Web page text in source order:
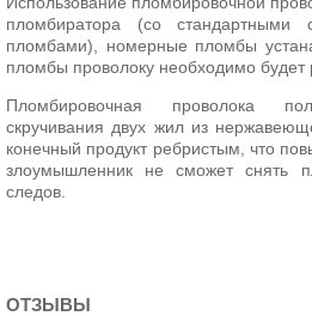
пломбиратора (со стандартными
пломбами), номерные пломбы
пломбы проволоку необходимо будет
Пломбировочная проволока
скручивания двух жил из
конечный продукт ребристым, что
злоумышленник не сможет снять
следов.
ОТЗЫВЫ